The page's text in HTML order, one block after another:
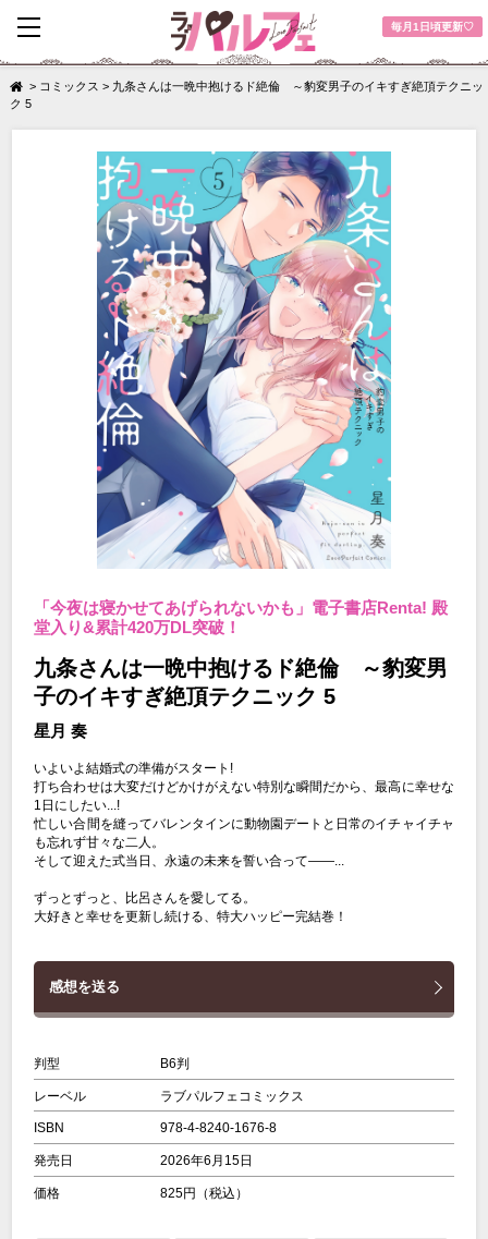
毎月1日頃更新♡
toggle
navigation
> コミックス > 九条さんは一晩中抱けるド絶倫 ～豹変男子のイキすぎ絶頂テクニッ
ク 5
「今夜は寝かせてあげられないかも」電子書店Renta! 殿
堂入り&累計420万DL突破！
九条さんは一晩中抱けるド絶倫 ～豹変男
子のイキすぎ絶頂テクニック 5
星月 奏
いよいよ結婚式の準備がスタート!
打ち合わせは大変だけどかけがえない特別な瞬間だから、最高に幸せな
1日にしたい...!
忙しい合間を縫ってバレンタインに動物園デートと日常のイチャイチャ
も忘れず甘々な二人。
そして迎えた式当日、永遠の未来を誓い合って――...
ずっとずっと、比呂さんを愛してる。
大好きと幸せを更新し続ける、特大ハッピー完結巻！
感想を送る
判型 B6判
レーベル ラブパルフェコミックス
ISBN 978-4-8240-1676-8
発売日 2026年6月15日
価格 825円（税込）